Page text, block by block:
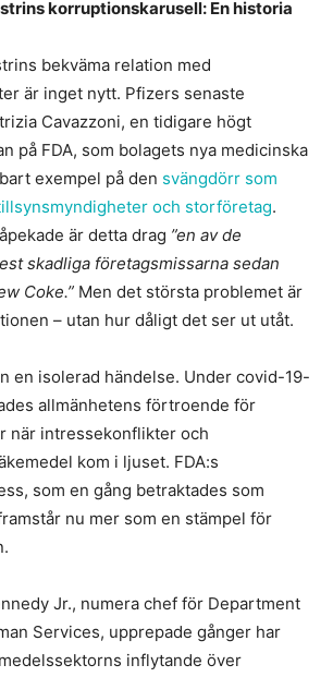
korruptionskarusell: En historia
bekväma relation med
är inget nytt. Pfizers senaste
Cavazzoni, en tidigare högt
på FDA, som bolagets nya medicinska
exempel på den svängdörr som
och storföretag.
är detta drag ”en av de
skadliga företagsmissarna sedan
Coke.” Men det största problemet är
– utan hur dåligt det ser ut utåt.
en isolerad händelse. Under covid-19-
allmänhetens förtroende för
när intressekonflikter och
kom i ljuset. FDA:s
som en gång betraktades som
nu mer som en stämpel för
Jr., numera chef för Department
Services, upprepade gånger har
inflytande över